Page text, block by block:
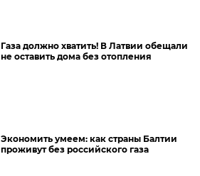
Газа должно хватить! В Латвии обещали
не оставить дома без отопления
Экономить умеем: как страны Балтии
проживут без российского газа